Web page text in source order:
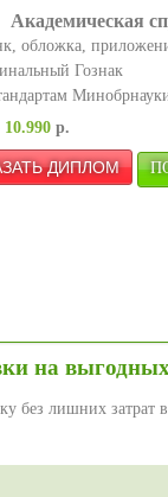
Академическая
обложка,
Гознак
10.990 р.
на
без лишних затрат